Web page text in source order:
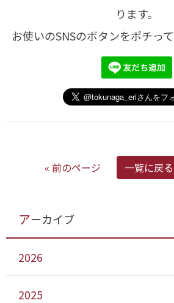
ります。
お使いのSNSのボタンをポチって
« 前のページ 一覧に戻る
アーカイブ
2026
2025